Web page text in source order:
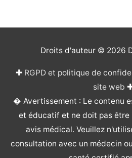
Droits d'auteur © 2026
✚ RGPD et politique de
site web
� Avertissement : Le contenu
et éducatif et ne doit pas être
avis médical. Veuillez
consultation avec un médecin